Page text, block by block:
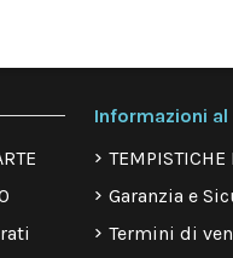
Informazioni
TEMPISTICHE
Garanzia e
Termini di